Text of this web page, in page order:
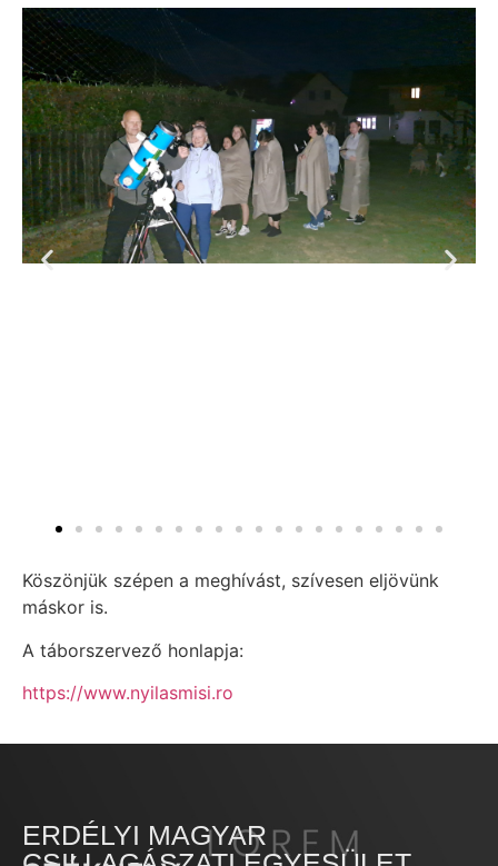
Köszönjük szépen a meghívást, szívesen eljövünk
máskor is.
A táborszervező honlapja:
https://www.nyilasmisi.ro
ERDÉLYI MAGYAR